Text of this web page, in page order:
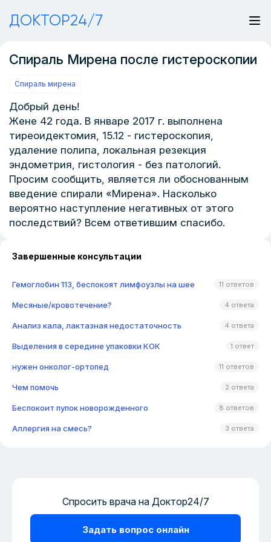
ДОКТОР24/7
Спираль Мирена после гистероскопии
Спираль мирена
Добрый день!
Жене 42 года. В январе 2017 г. выполнена
тиреоидектомия, 15.12 - гистероскопия,
удаление полипа, локальная резекция
эндометрия, гистология - без патологий.
Просим сообщить, является ли обоснованным
введение спирали «Мирена». Насколько
вероятно наступление негативных от этого
последствий? Всем ответившим спасибо.
Завершенные консультации
Гемоглобин 113, беспокоят лимфоузлы на шее 11 ответов
Месяные/кровотечение? 4 ответа
Анализ кала, лактазная недостаточность 4 ответа
Выделения в середине упаковки КОК 1 ответ
нужен онколог-ортопед 11 ответов
Чем помочь 2 ответа
Беспокоит пупок новорожденного 8 ответов
Аллергия на смесь? 3 ответа
Спросить врача на Доктор24/7
Задать вопрос онлайн